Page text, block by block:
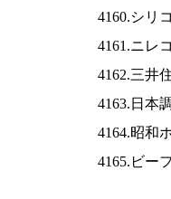
4160.シリ
4161.ニレ
4162.三井
4163.日本
4164.昭和
4165.ビー